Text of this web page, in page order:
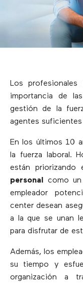
Los
importancia de
gestión de la
agentes suficientes
En los últimos 10
la fuerza laboral.
están priorizando
personal
como
empleador
center desean
a la que se unan
para disfrutar de
Además, los
su tiempo y
organización a